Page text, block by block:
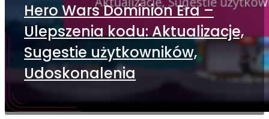
Hero Wars Dominion Era –
Ulepszenia kodu: Aktualizacje,
Sugestie użytkowników,
Udoskonalenia